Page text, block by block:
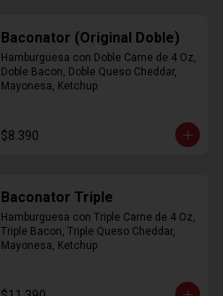
Baconator (Original Doble)
Hamburguesa con Doble Carne de 4 Oz,
Doble Bacon, Doble Queso Cheddar,
Mayonesa, Ketchup
$8.390
Baconator Triple
Hamburguesa con Triple Carne de 4 Oz,
Triple Bacon, Triple Queso Cheddar,
Mayonesa, Ketchup